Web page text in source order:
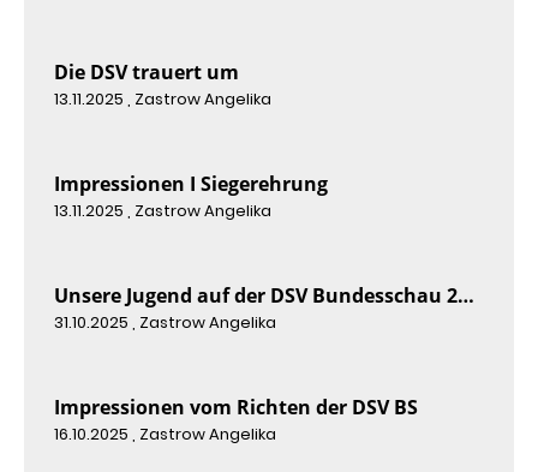
Die DSV trauert um
13.11.2025 , Zastrow Angelika
Impressionen I Siegerehrung
13.11.2025 , Zastrow Angelika
Unsere Jugend auf der DSV Bundesschau 2025
31.10.2025 , Zastrow Angelika
Impressionen vom Richten der DSV BS
16.10.2025 , Zastrow Angelika